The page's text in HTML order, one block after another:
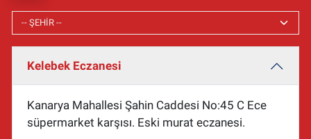
Kelebek Eczanesi
Kanarya Mahallesi Şahin Caddesi No:45 C Ece
süpermarket karşısı. Eski murat eczanesi.